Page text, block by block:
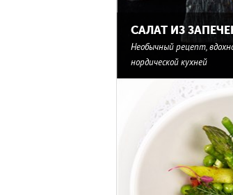
САЛАТ ИЗ
Необычный рецепт,
нордической кухней